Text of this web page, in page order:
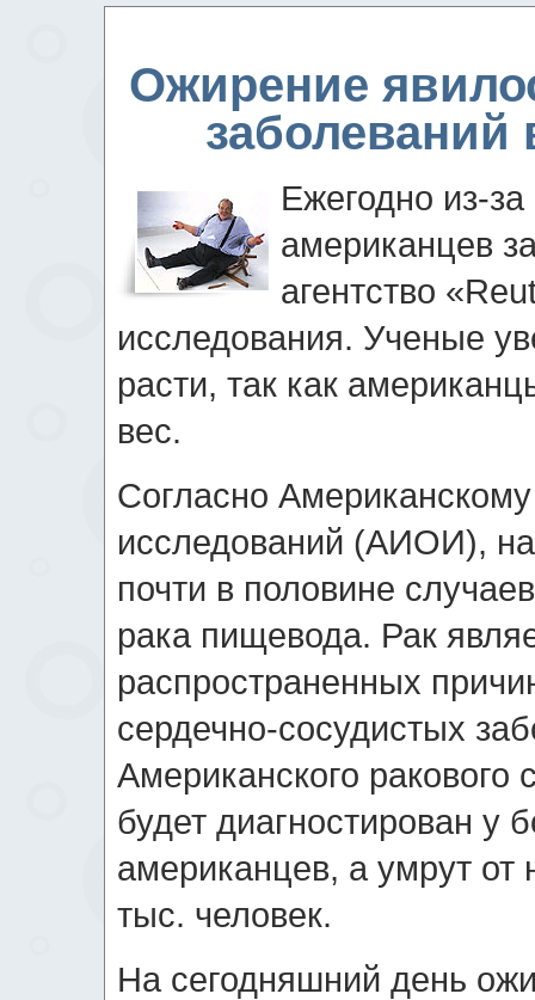
Ожирение
заболеваний
Ежегодно из-
американцев
агентство
исследования. Ученые
расти, так как
вес.
Согласно Американскому
исследований (АИОИ),
почти в половине
рака пищевода. Рак
распространенных
сердечно-сосудистых
Американского ракового
будет диагностирован у
американцев, а умрут от
тыс. человек.
На сегодняшний день